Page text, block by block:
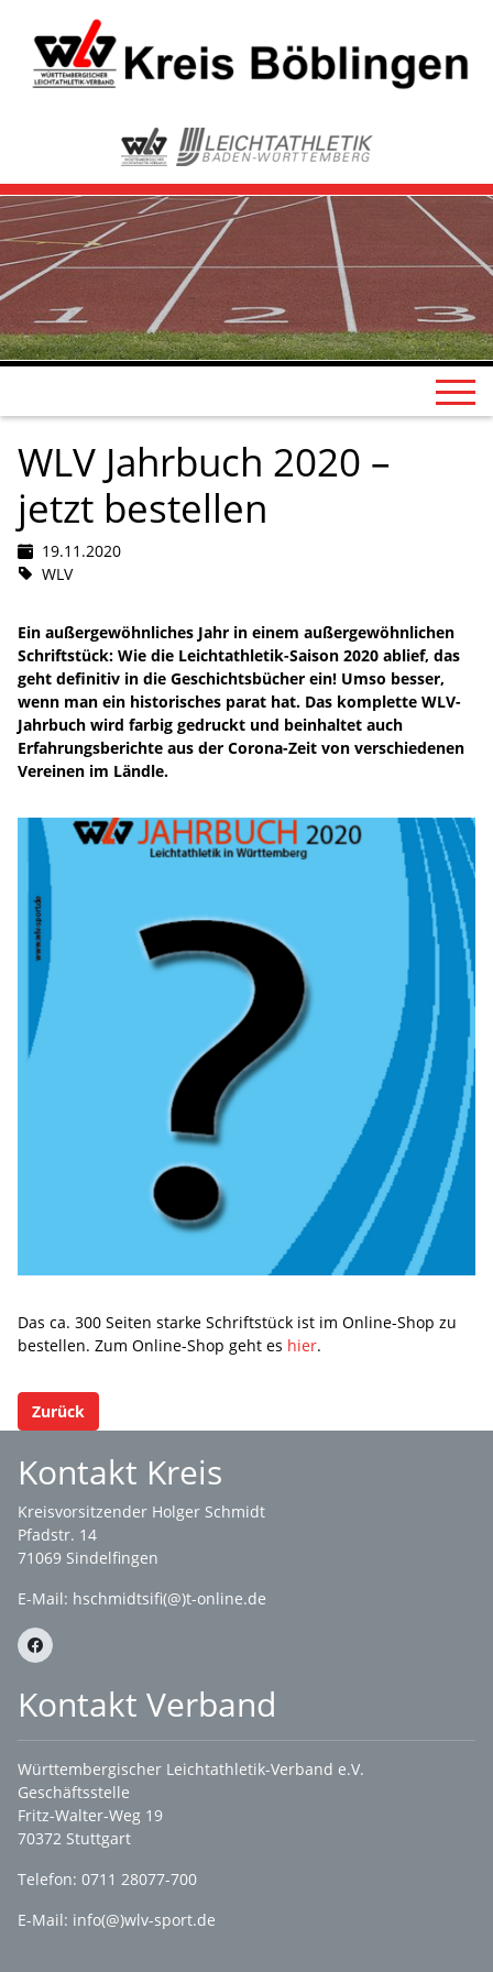
WLV Jahrbuch 2020 –
jetzt bestellen
19.11.2020
WLV
Ein außergewöhnliches Jahr in einem außergewöhnlichen
Schriftstück: Wie die Leichtathletik-Saison 2020 ablief, das
geht definitiv in die Geschichtsbücher ein! Umso besser,
wenn man ein historisches parat hat. Das komplette WLV-
Jahrbuch wird farbig gedruckt und beinhaltet auch
Erfahrungsberichte aus der Corona-Zeit von verschiedenen
Vereinen im Ländle.
Das ca. 300 Seiten starke Schriftstück ist im Online-Shop zu
bestellen. Zum Online-Shop geht es hier.
Zurück
Kontakt Kreis
Kreisvorsitzender Holger Schmidt
Pfadstr. 14
71069 Sindelfingen
E-Mail: hschmidtsifi(@)t-online.de
Kontakt Verband
Württembergischer Leichtathletik-Verband e.V.
Geschäftsstelle
Fritz-Walter-Weg 19
70372 Stuttgart
Telefon: 0711 28077-700
E-Mail: info(@)wlv-sport.de